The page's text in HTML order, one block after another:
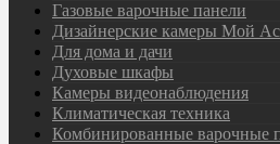
Газовые варочные панели
Дизайнерские камеры Мой
Для дома и дачи
Духовые шкафы
Камеры видеонаблюдения
Климатическая техника
Комбинированные варочные